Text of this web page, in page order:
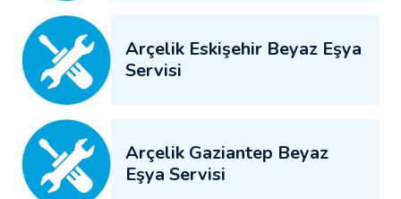
Arçelik Eskişehir Beyaz Eşya
Servisi
Arçelik Gaziantep Beyaz
Eşya Servisi